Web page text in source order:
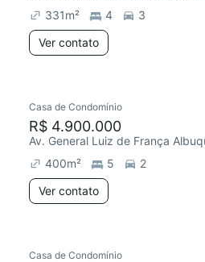
331m² 4
3
Ver contato
Casa de Condomínio
R$ 4.900.000
Av. General Luiz de França
400m² 5
2
Ver contato
Casa de Condomínio